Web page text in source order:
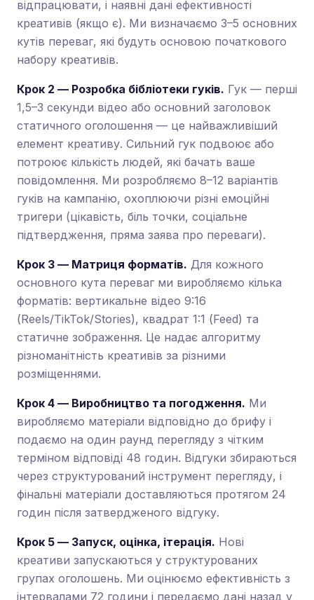
відпрацювати, і наявні дані ефективності
креативів (якщо є). Ми визначаємо 3–5 основних
кутів переваг, які будуть основою початкового
набору креативів.
Крок 2 — Розробка бібліотеки гуків. Гук — перші
1,5–3 секунди відео або основний заголовок
статичного оголошення — це найважливіший
елемент креативу. Сильний гук подвоює або
потроює кількість людей, які бачать ваше
повідомлення. Ми розробляємо 8–12 варіантів
гуків на кампанію, охоплюючи різні емоційні
тригери (цікавість, біль точки, соціальне
підтвердження, пряма заява про переваги).
Крок 3 — Матриця форматів. Для кожного
основного кута переваг ми виробляємо кілька
форматів: вертикальне відео 9:16
(Reels/TikTok/Stories), квадрат 1:1 (Feed) та
статичне зображення. Це надає алгоритму
різноманітність креативів за різними
розміщеннями.
Крок 4 — Виробництво та погодження. Ми
виробляємо матеріали відповідно до брифу і
подаємо на один раунд перегляду з чітким
терміном відповіді 48 годин. Відгуки збираються
через структурований інструмент перегляду, і
фінальні матеріали доставляються протягом 24
годин після затвердженого відгуку.
Крок 5 — Запуск, оцінка, ітерація. Нові
креативи запускаються у структурованих
групах оголошень. Ми оцінюємо ефективність з
інтервалами 72 години і передаємо дані назад у